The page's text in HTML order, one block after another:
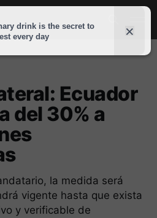
Ecuador
del 30% a
la medida será
vigente hasta que exista
y verificable de